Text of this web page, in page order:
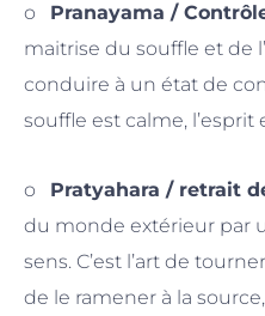
o Pranayama /
maitrise du souffle et de
conduire à un état de
souffle est calme, l’esprit
o Pratyahara / retrait
du monde extérieur par
sens. C’est l’art de
de le ramener à la